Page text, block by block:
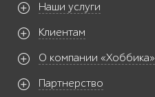
Наши услуги
Клиентам
О компании «Хоббика»
Партнерство